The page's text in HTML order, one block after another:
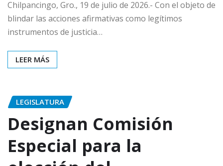
Chilpancingo, Gro., 19 de julio de 2026.- Con el objeto de
blindar las acciones afirmativas como legítimos
instrumentos de justicia…
LEER MÁS
LEGISLATURA
Designan Comisión
Especial para la